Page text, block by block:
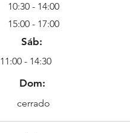
10:30 - 14:00
15:00 - 17:00
Sáb:
11:00 - 14:30
Dom:
cerrado